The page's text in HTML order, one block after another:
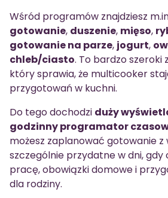
Wśród programów znajdziesz
gotowanie, duszenie, mięso,
gotowanie na parze, jogurt,
chleb/ciasto. To bardzo szeroki
który sprawia, że multicooker
przygotowań w kuchni.
Do tego dochodzi duży
godzinny programator
możesz zaplanować gotowanie
szczególnie przydatne w dni, gdy
pracę, obowiązki domowe i
dla rodziny.